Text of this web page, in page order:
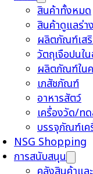
สินค้าทั้งหมด
สินค้าดูแลร่า
ผลิตภัณฑ์เส
วัตถุเจือปนใ
ผลิตภัณฑ์ใน
เภสัชภัณฑ์
อาหารสัตว์
เครื่องวัด/ท
บรรจุภัณฑ์เค
NSG Shopping
การสนับสนุน